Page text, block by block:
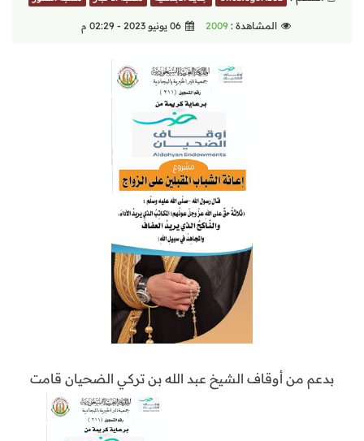
المشاهدة : 2009 06 يونيو 2023 - 02:29 م
بدعم من أوقاف الشيخ عبد الله بن تركي الضحيان قامت